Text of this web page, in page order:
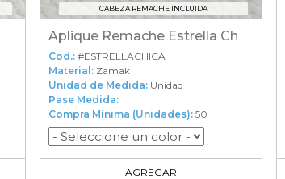
CABEZA REMACHE INCLUIDA
Aplique Remache Estrella Ch
Cod.: #ESTRELLACHICA
Material: Zamak
Unidad de Medida: Unidad
Pase Medida:
Compra Mínima (Unidades): 50
AGREGAR
50en el carrito